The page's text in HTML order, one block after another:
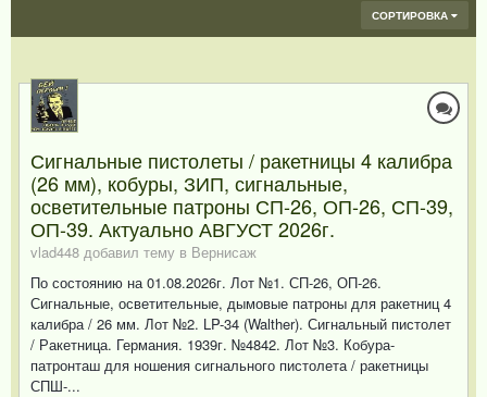
СОРТИРОВКА
Сигнальные пистолеты / ракетницы 4 калибра
(26 мм), кобуры, ЗИП, сигнальные,
осветительные патроны СП-26, ОП-26, СП-39,
ОП-39. Актуально АВГУСТ 2026г.
vlad448 добавил тему в Вернисаж
По состоянию на 01.08.2026г. Лот №1. СП-26, ОП-26.
Сигнальные, осветительные, дымовые патроны для ракетниц 4
калибра / 26 мм. Лот №2. LP-34 (Walther). Сигнальный пистолет
/ Ракетница. Германия. 1939г. №4842. Лот №3. Кобура-
патронташ для ношения сигнального пистолета / ракетницы
СПШ-...